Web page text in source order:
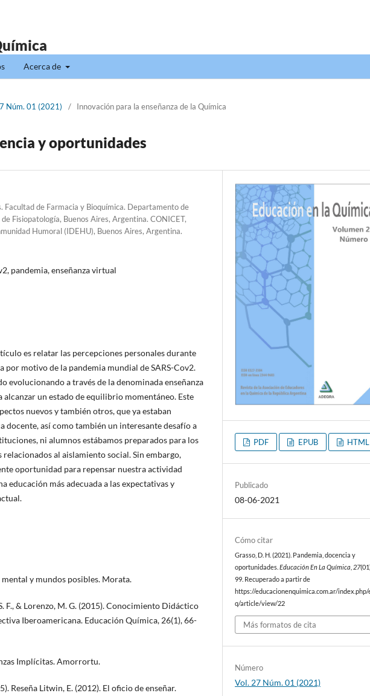
Acerca de
Núm. 01 (2021) / Innovación para la enseñanza de la Química
y oportunidades
Facultad de Farmacia y Bioquímica. Departamento de
Fisiopatología, Buenos Aires, Argentina. CONICET,
Humoral (IDEHU), Buenos Aires, Argentina.
pandemia, enseñanza virtual
es relatar las percepciones personales durante
por motivo de la pandemia mundial de SARS-Cov2.
evolucionando a través de la denominada enseñanza
un estado de equilibrio momentáneo. Este
nuevos y también otros, que ya estaban
docente, así como también un interesante desafío a
ni alumnos estábamos preparados para los
al aislamiento social. Sin embargo,
oportunidad para repensar nuestra actividad
educación más adecuada a las expectativas y
mental y mundos posibles. Morata.
F., & Lorenzo, M. G. (2015). Conocimiento Didáctico
Iberoamericana. Educación Química, 26(1), 66-
Implícitas. Amorrortu.
Reseña Litwin, E. (2012). El oficio de enseñar.
PDF EPUB HTML
Publicado
08-06-2021
Cómo citar
Grasso, D. H. (2021). Pandemia, docencia y
oportunidades.Educación En La Química 27
99. Recuperado a partir de
https://educacionenquimica.com.ar/index.php/
q/article/view/22
Más formatos de cita
Número
Vol. 27 Núm. 01 (2021)